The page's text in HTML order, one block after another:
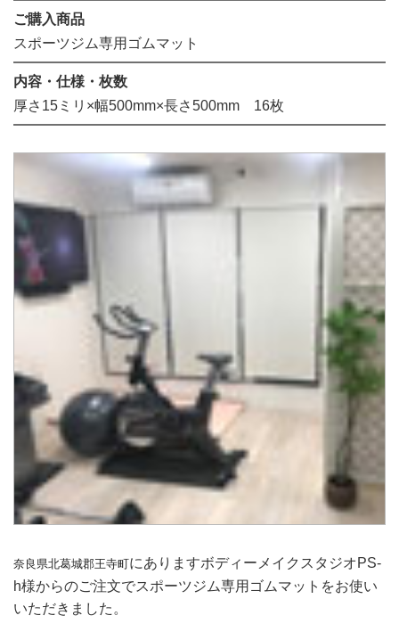
ご購入商品
スポーツジム専用ゴムマット
内容・仕様・枚数
厚さ15ミリ×幅500mm×長さ500mm 16枚
奈良県北葛城郡王寺町にありますボディーメイクスタジオPS-
h様からのご注文でスポーツジム専用ゴムマットをお使い
いただきました。